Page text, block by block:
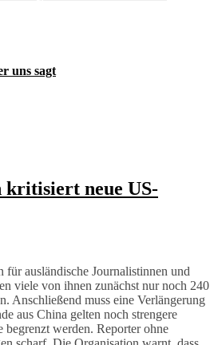
uns sagt
kritisiert neue US-
ausländische Journalistinnen und
viele von ihnen zunächst nur noch 240
Anschließend muss eine Verlängerung
aus China gelten noch strengere
werden. Reporter ohne